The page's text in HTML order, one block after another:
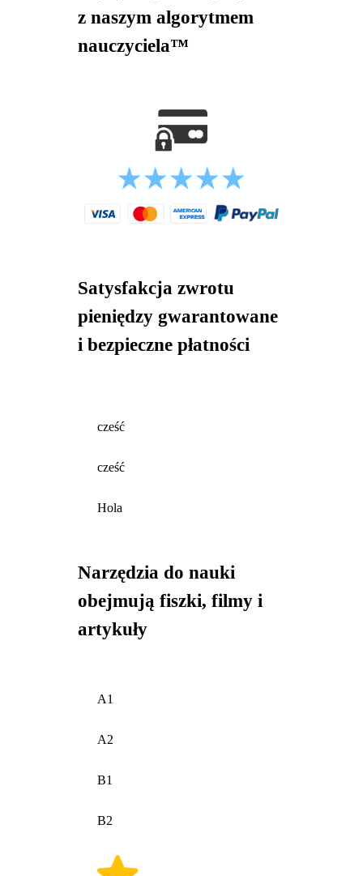
z naszym algorytmem
nauczyciela™
Satysfakcja zwrotu
pieniędzy gwarantowane
i bezpieczne płatności
cześć
cześć
Hola
Narzędzia do nauki
obejmują fiszki, filmy i
artykuły
A1
A2
B1
B2